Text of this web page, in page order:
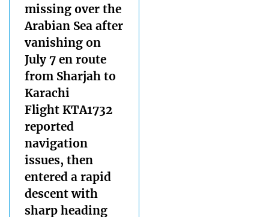
missing over the
Arabian Sea after
vanishing on
July 7 en route
from Sharjah to
Karachi
Flight KTA1732
reported
navigation
issues, then
entered a rapid
descent with
sharp heading